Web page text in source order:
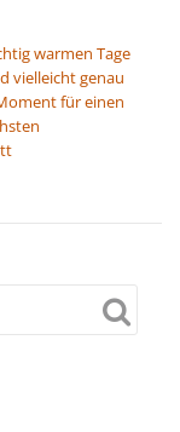
warmen Tage
vielleicht genau
für einen